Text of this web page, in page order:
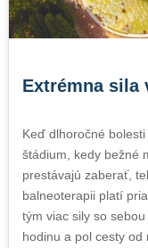
Extrémna sila
Keď dlhoročné
štádium, kedy bežné
prestávajú zaberať,
balneoterapii platí
tým viac sily so
hodinu a pol cesty